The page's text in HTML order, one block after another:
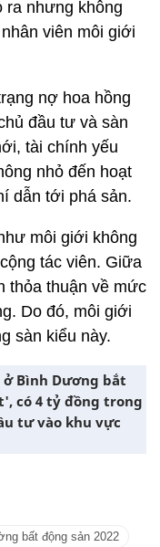
ra nhưng không
viên môi giới
nợ hoa hồng
đầu tư và sàn
tài chính yếu
nhỏ đến hoạt
dẫn tới phá sản.
môi giới không
tác viên. Giữa
thỏa thuận về mức
Do đó, môi giới
sàn kiểu này.
Bình Dương bắt
có 4 tỷ đồng trong
tư vào khu vực
bất động sản 2022